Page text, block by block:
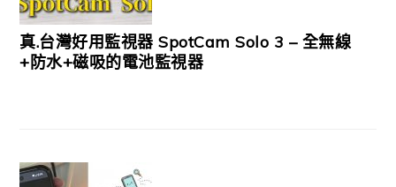
真.台灣好用監視器 SpotCam Solo 3 – 全無線
+防水+磁吸的電池監視器